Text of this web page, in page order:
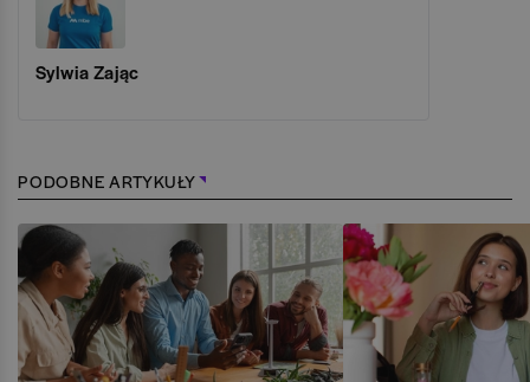
Sylwia Zając
PODOBNE ARTYKUŁY